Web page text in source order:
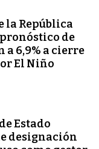
la República
de
6,9% a cierre
El Niño
Estado
designación